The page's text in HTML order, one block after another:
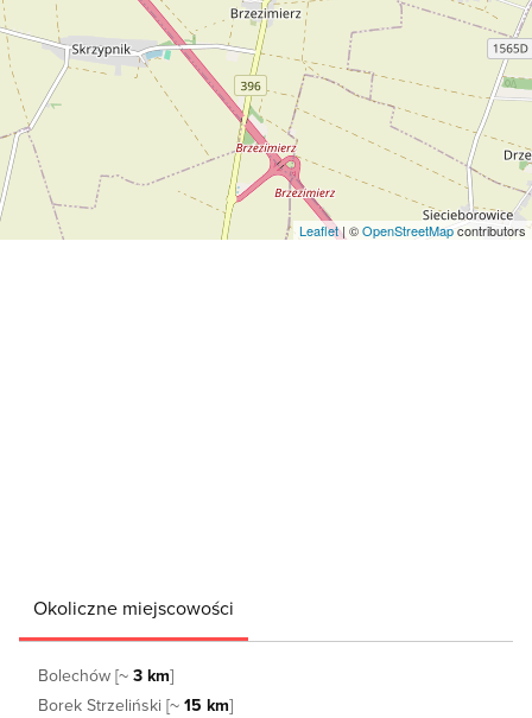
Leaflet| ©OpenStreetMapcontributors
Okoliczne miejscowości
Bolechów [~ 3 km]
Borek Strzeliński [~ 15 km]